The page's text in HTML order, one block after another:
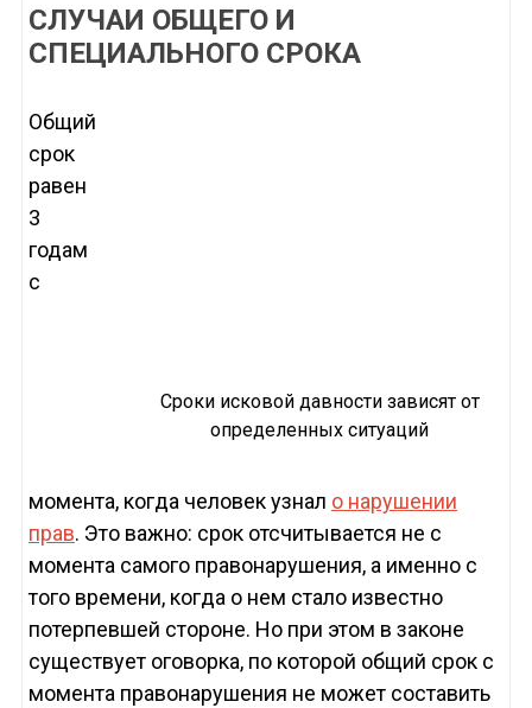
СЛУЧАИ ОБЩЕГО И
СПЕЦИАЛЬНОГО СРОКА
Сроки исковой давности зависят от
определенных ситуаций
Общий
срок
равен
3
годам
с
момента, когда человек узнал о нарушении
прав. Это важно: срок отсчитывается не с
момента самого правонарушения, а именно с
того времени, когда о нем стало известно
потерпевшей стороне. Но при этом в законе
существует оговорка, по которой общий срок с
момента правонарушения не может составить